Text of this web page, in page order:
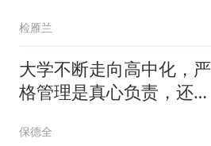
检雁兰
大学不断走向高中化，严
格管理是真心负责，还是
保德全